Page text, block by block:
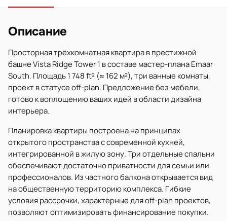
Описание
Просторная трёхкомнатная квартира в престижной
башне Vista Ridge Tower 1 в составе мастер-плана Emaar
South. Площадь 1 748 ft² (≈ 162 м²), три ванные комнаты,
проект в статусе off-plan. Предложение без мебели,
готово к воплощению ваших идей в области дизайна
интерьера.
Планировка квартиры построена на принципах
открытого пространства с современной кухней,
интегрированной в жилую зону. Три отдельные спальни
обеспечивают достаточно приватности для семьи или
профессионалов. Из частного балкона открывается вид
на общественную территорию комплекса. Гибкие
условия рассрочки, характерные для off-plan проектов,
позволяют оптимизировать финансирование покупки.